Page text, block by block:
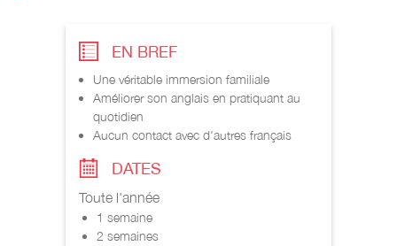
EN BREF
Une véritable immersion familiale
Améliorer son anglais en pratiquant au
quotidien
Aucun contact avec d'autres français
DATES
Toute l'année
1 semaine
2 semaines